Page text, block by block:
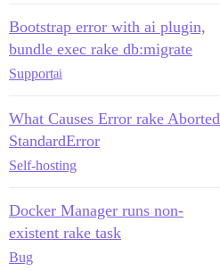
Bootstrap error with ai plugin,
bundle exec rake db:migrate
Supportai
What Causes Error rake Aborted
StandardError
Self-hosting
Docker Manager runs non-
existent rake task
Bug